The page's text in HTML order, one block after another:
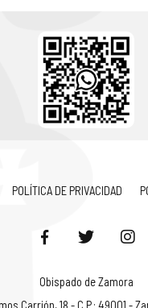
POLÍTICA DE PRIVACIDAD
Obispado de Zamora
Carrión, 18 - C.P.: 49001 -